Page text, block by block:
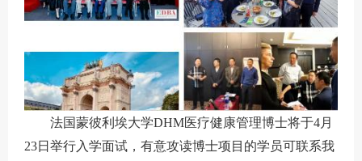
法国蒙彼利埃大学DHM医疗健康管理博士将于4月
23日举行入学面试，有意攻读博士项目的学员可联系我